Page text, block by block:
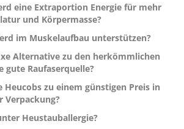
eine Extraportion Energie für mehr
und Körpermasse?
im Muskelaufbau unterstützen?
Alternative zu den herkömmlichen
gute Raufaserquelle?
Heucobs zu einem günstigen Preis in
Verpackung?
Heustauballergie?